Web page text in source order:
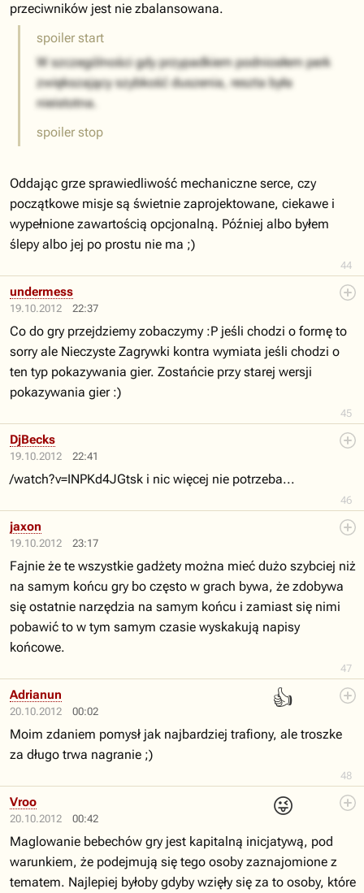
44
przeciwników jest nie zbalansowana.
spoiler start
W szczególności gdy przypadkiem podniosłem perk
zwiększający szybkość duszenia, reszta była
nieistotna.
spoiler stop
Oddając grze sprawiedliwość mechaniczne serce, czy
początkowe misje są świetnie zaprojektowane, ciekawe i
wypełnione zawartością opcjonalną. Później albo byłem
ślepy albo jej po prostu nie ma ;)
19.10.2012 22:37
45
undermess
Co do gry przejdziemy zobaczymy :P jeśli chodzi o formę to
sorry ale Nieczyste Zagrywki kontra wymiata jeśli chodzi o
ten typ pokazywania gier. Zostańcie przy starej wersji
pokazywania gier :)
19.10.2012 22:41
46
DjBecks
/watch?v=INPKd4JGtsk i nic więcej nie potrzeba...
19.10.2012 23:17
47
jaxon
Fajnie że te wszystkie gadżety można mieć dużo szybciej niż
na samym końcu gry bo często w grach bywa, że zdobywa
się ostatnie narzędzia na samym końcu i zamiast się nimi
pobawić to w tym samym czasie wyskakują napisy
końcowe.
20.10.2012 00:02
👍
48
Adrianun
Moim zdaniem pomysł jak najbardziej trafiony, ale troszke
za długo trwa nagranie ;)
20.10.2012 00:42
😜
Vroo
Maglowanie bebechów gry jest kapitalną inicjatywą, pod
warunkiem, że podejmują się tego osoby zaznajomione z
tematem. Najlepiej byłoby gdyby wzięły się za to osoby, które